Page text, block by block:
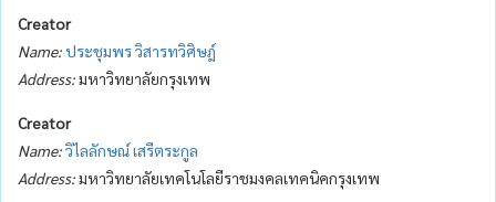
Creator
Name:ประชุมพร วิสารทวิศิษฎ์
Address:มหาวิทยาลัยกรุงเทพ
Creator
Name:วิไลลักษณ์ เสรีตระกูล
Address:มหาวิทยาลัยเทคโนโลยีราชมงคลเทคนิคกรุงเทพ